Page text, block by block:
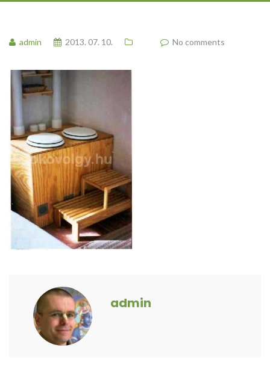
admin 2013. 07. 10. No comments
admin